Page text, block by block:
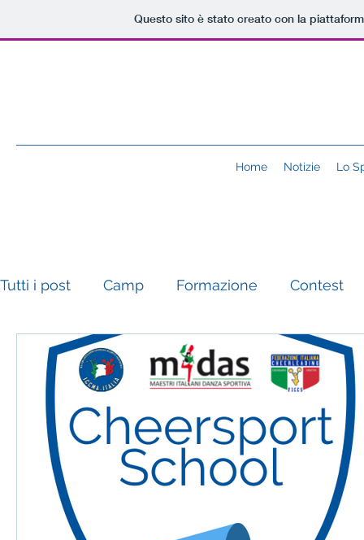
Questo sito è stato creato con la
Home Notizie Lo
Tutti i post Camp Formazione Contest